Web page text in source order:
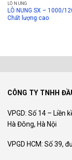
LÒ NUNG
LÒ NUNG SX – 1000/
Chất lượng cao
CÔNG TY TNHH
VPGD: Số 14 – Liền
Hà Đông, Hà Nội
VPGD HCM: Số 39,